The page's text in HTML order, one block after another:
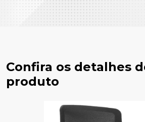
Confira os detalhes
produto